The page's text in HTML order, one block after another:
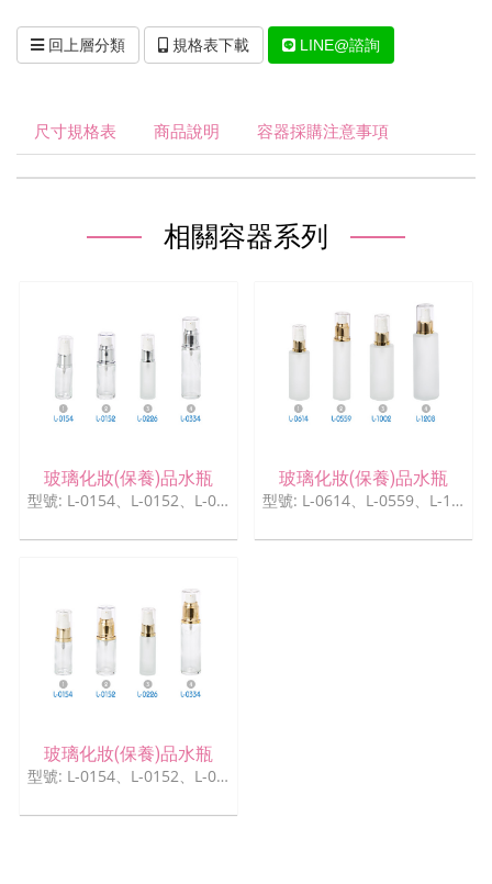
回上層分類 規格表下載 LINE@諮詢
尺寸規格表 商品說明 容器採購注意事項
相關容器系列
玻璃化妝(保養)品水瓶
型號: L-0154、L-0152、L-0226、L-0334
玻璃化妝(保養)品水瓶
型號: L-0614、L-0559、L-1002、L-1208
玻璃化妝(保養)品水瓶
型號: L-0154、L-0152、L-0226、L-0334